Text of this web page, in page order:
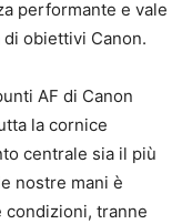
performante e vale
obiettivi Canon.
AF di Canon
la cornice
centrale sia il più
nostre mani è
tranne